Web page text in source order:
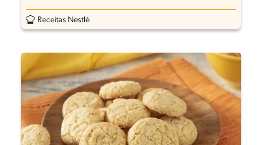
Receitas Nestlé